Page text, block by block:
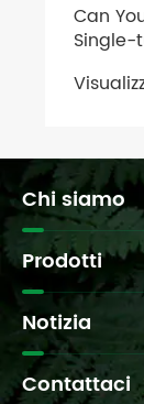
Can
Single-
Chi siamo
Prodotti
Notizia
Contattaci